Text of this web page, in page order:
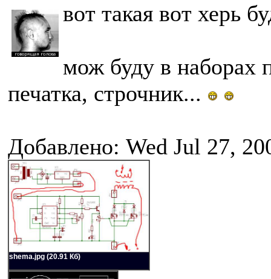
вот такая вот херь
мож буду в наборах
печатка, строчник...
Добавлено: Wed Jul 27,
shema.jpg (20.91 Кб)